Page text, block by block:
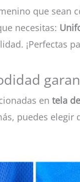
que sean
necesitas:
¡Perfectas
en tela
puedes elegir